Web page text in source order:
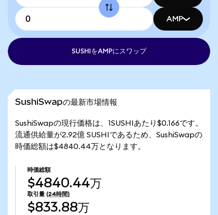
AMP
SUSHIをAMPにスワップ
SushiSwapの最新市場情報
SushiSwapの現行価格は、1SUSHIあたり$0.166です。
流通供給量が2.92億 SUSHIであるため、SushiSwapの
時価総額は$4840.44万となります。
時価総額
$4840.44万
取引量 (24時間)
$833.88万